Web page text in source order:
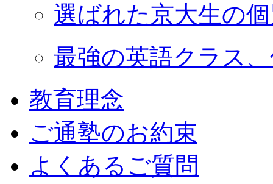
選ばれた京大生の
最強の英語クラス
教育理念
ご通塾のお約束
よくあるご質問